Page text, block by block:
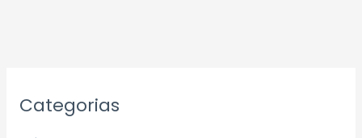
Categorias
r